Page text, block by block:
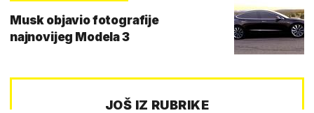
Musk objavio fotografije
najnovijeg Modela 3
JOŠ IZ RUBRIKE